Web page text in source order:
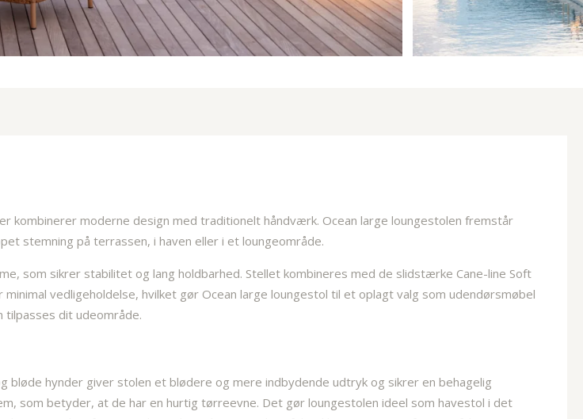
kombinerer moderne design med traditionelt håndværk. Ocean large loungestolen fremstår
stemning på terrassen, i haven eller i et loungeområde.
som sikrer stabilitet og lang holdbarhed. Stellet kombineres med de slidstærke Cane-line Soft
vedligeholdelse, hvilket gør Ocean large loungestol til et oplagt valg som udendørsmøbel
tilpasses dit udeområde.
bløde hynder giver stolen et blødere og mere indbydende udtryk og sikrer en behagelig
som betyder, at de har en hurtig tørreevne. Det gør loungestolen ideel som havestol i det